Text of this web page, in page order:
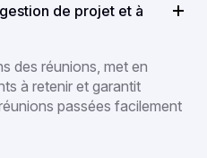
de projet et à
des réunions, met en
à retenir et garantit
passées facilement